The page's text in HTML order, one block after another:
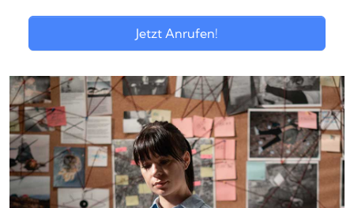
Jetzt Anrufen!